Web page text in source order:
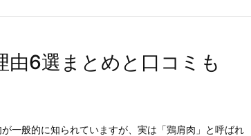
6選まとめと口コミも
一般的に知られていますが、実は「鶏肩肉」と呼ばれ